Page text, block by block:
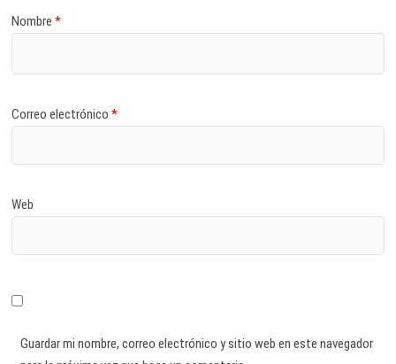
Nombre*
Correo electrónico*
Web
Guardar mi nombre, correo electrónico y sitio web en este navegador